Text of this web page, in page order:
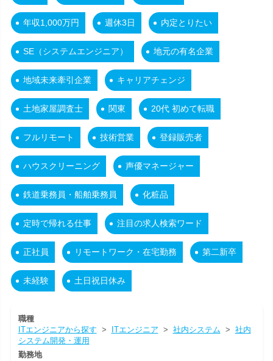
年収1,000万円 週休3日 内定とりたい
SE（システムエンジニア） 地元の有名企業
地域未来牽引企業 キャリアチェンジ
土地家屋調査士 関東 20代 初めて転職
フルリモート 技術営業 登録販売者
ハウスクリーニング 声優マネージャー
鉄道乗務員・船舶乗務員 化粧品
定時で帰れる仕事 注目の求人検索ワード
正社員 リモートワーク・在宅勤務 第二新卒
未経験 土日祝日休み
職種
ITエンジニアから探す > ITエンジニア > 社内システム > 社内
システム開発・運用
勤務地